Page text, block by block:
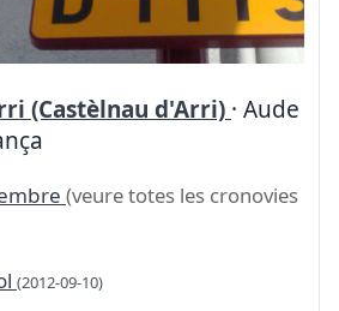
(Castèlnau d'Arri) · Aude
(veure totes les cronovies
(2012-09-10)